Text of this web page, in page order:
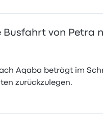
von Petra
Aqaba beträgt im
zurückzulegen.